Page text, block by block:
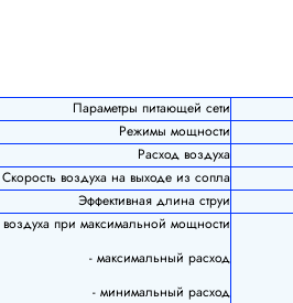
Параметры питающей сети
Режимы мощности
Расход воздуха
Скорость воздуха на выходе из сопла
Эффективная длина струи
при максимальной мощности
- максимальный расход
- минимальный расход